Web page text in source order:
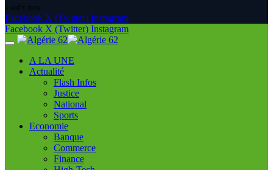
6 AOÛT 2026
Facebook X (Twitter) Instagram
Facebook X (Twitter) Instagram
A LA UNE
Actualité
Flash Infos
Justice
National
Sports
Economie
Banque
Commerce
Finance